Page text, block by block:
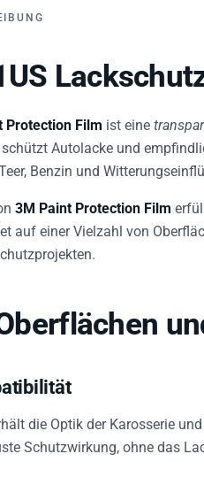
Protection Film ist eine
schützt Autolacke und
Benzin und
3M Paint Protection Film
auf einer Vielzahl von
die Optik der Karosserie
Schutzwirkung, ohne das